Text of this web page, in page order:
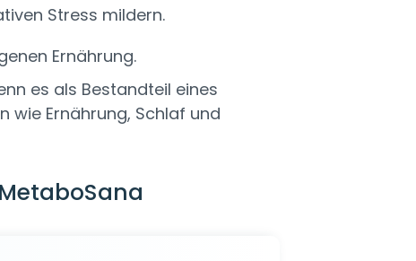
Stress mildern.
Ernährung.
es als Bestandteil eines
wie Ernährung, Schlaf und